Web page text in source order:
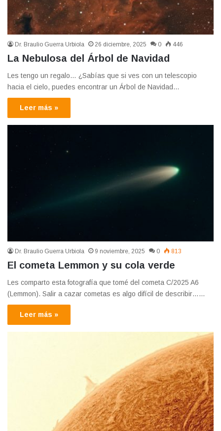
Dr. Braulio Guerra Urbiola 26 diciembre, 2025 0 446
La Nebulosa del Árbol de Navidad
Les tengo un regalo… ¿Sabías que si ves con un telescopio
hacia el cielo, puedes encontrar un Árbol de Navidad…
Leer más »
Dr. Braulio Guerra Urbiola 9 noviembre, 2025 0 813
El cometa Lemmon y su cola verde
Les comparto esta fotografía que tomé del cometa C/2025 A6
(Lemmon). Salir a cazar cometas es algo difícil de describir……
Leer más »